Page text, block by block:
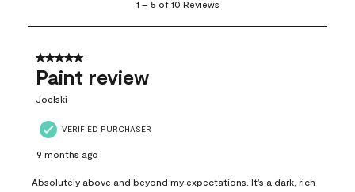
5
10
Reviews
1 – 5 of 10 Reviews
5 out of 5 stars.
Paint review
Joelski
VERIFIED PURCHASER
9 months ago
Absolutely above and beyond my expectations. It’s a dark, rich